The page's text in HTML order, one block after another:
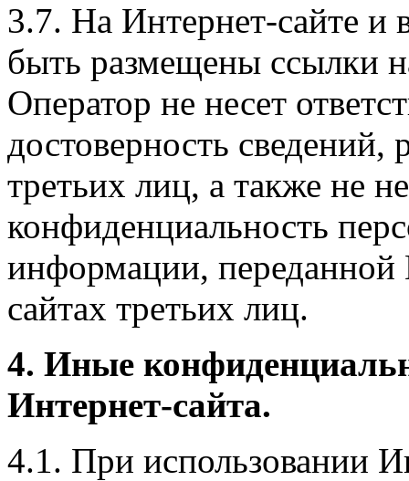
3.7. На Интернет-сайте
быть размещены ссылки
Оператор не несет
достоверность
третьих лиц, а также не
конфиденциальность
информации, переданной
сайтах третьих лиц.
4. Иные
Интернет-сайта.
4.1. При использовании